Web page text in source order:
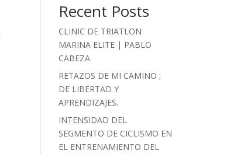
Recent Posts
CLINIC DE TRIATLON
MARINA ELITE | PABLO
CABEZA
RETAZOS DE MI CAMINO ;
DE LIBERTAD Y
APRENDIZAJES.
INTENSIDAD DEL
SEGMENTO DE CICLISMO EN
EL ENTRENAMIENTO DEL